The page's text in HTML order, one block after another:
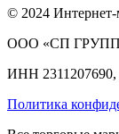
© 2024
ООО «СП
ИНН 2311207690,
Политика